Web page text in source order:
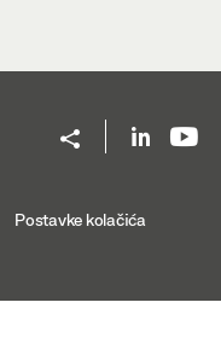
Postavke kolačića